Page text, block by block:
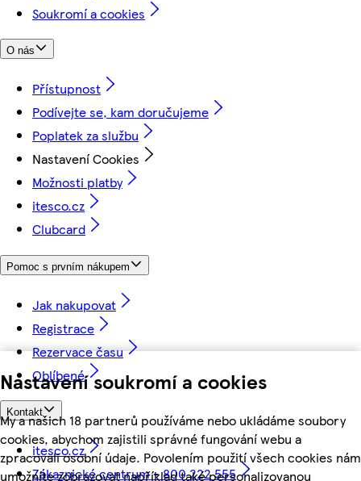
Nastavení soukromí a cookies
My a našich 18 partnerů používáme nebo ukládáme soubory
cookies, abychom zajistili správné fungování webu a
zpracovali osobní údaje. Povolením použití všech cookies nám
umožníte zobrazovat například také personalizovanou
Soukromí a cookies
O nás
Přístupnost
Podívejte se, kam doručujeme
Poplatek za službu
Nastavení Cookies
Možnosti platby
itesco.cz
Clubcard
Pomoc s prvním nákupem
Jak nakupovat
Registrace
Rezervace času
Oblíbené
Kontakt
itesco.cz
Zákaznické centrum - 800 222 555